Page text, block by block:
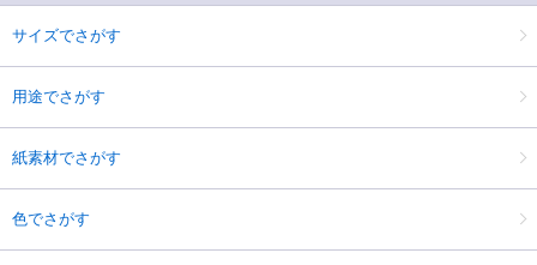
サイズでさがす
用途でさがす
紙素材でさがす
色でさがす